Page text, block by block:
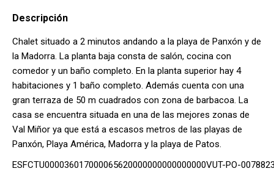
Descripción
Chalet situado a 2 minutos andando a la playa de Panxón y de
la Madorra. La planta baja consta de salón, cocina con
comedor y un baño completo. En la planta superior hay 4
habitaciones y 1 baño completo. Además cuenta con una
gran terraza de 50 m cuadrados con zona de barbacoa. La
casa se encuentra situada en una de las mejores zonas de
Val Miñor ya que está a escasos metros de las playas de
Panxón, Playa América, Madorra y la playa de Patos.
ESFCTU000036017000065620000000000000000VUT-PO-